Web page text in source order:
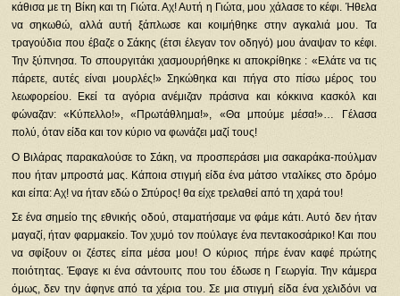
κάθισα με τη Βίκη και τη Γιώτα. Αχ! Αυτή η Γιώτα, μου χάλασε το κέφι. Ήθελα
να σηκωθώ, αλλά αυτή ξάπλωσε και κοιμήθηκε στην αγκαλιά μου. Τα
τραγούδια που έβαζε ο Σάκης (έτσι έλεγαν τον οδηγό) μου άναψαν το κέφι.
Την ξύπνησα. Το σπουργιτάκι χασμουρήθηκε κι αποκρίθηκε : «Ελάτε να τις
πάρετε, αυτές είναι μουρλές!» Σηκώθηκα και πήγα στο πίσω μέρος του
λεωφορείου. Εκεί τα αγόρια ανέμιζαν πράσινα και κόκκινα κασκόλ και
φώναζαν: «Κύπελλο!», «Πρωτάθλημα!», «Θα μπούμε μέσα!»… Γέλασα
πολύ, όταν είδα και τον κύριο να φωνάζει μαζί τους!
Ο Βιλάρας παρακαλούσε το Σάκη, να προσπεράσει μια σακαράκα-πούλμαν
που ήταν μπροστά μας. Κάποια στιγμή είδα ένα μάτσο νταλίκες στο δρόμο
και είπα: Αχ! να ήταν εδώ ο Σπύρος! θα είχε τρελαθεί από τη χαρά του!
Σε ένα σημείο της εθνικής οδού, σταματήσαμε να φάμε κάτι. Αυτό δεν ήταν
μαγαζί, ήταν φαρμακείο. Τον χυμό τον πούλαγε ένα πεντακοσάρικο! Και που
να σφίξουν οι ζέστες είπα μέσα μου! Ο κύριος πήρε έναν καφέ πρώτης
ποιότητας. Έφαγε κι ένα σάντουιτς που του έδωσε η Γεωργία. Την κάμερα
όμως, δεν την άφηνε από τα χέρια του. Σε μια στιγμή είδα ένα χελιδόνι να